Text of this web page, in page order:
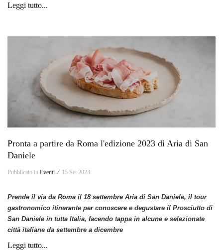
Leggi tutto...
Pronta a partire da Roma l'edizione 2023 di Aria di San
Daniele
Pubblicato in Eventi ⁄ 15 Set 2023
Prende il via da Roma il 18 settembre Aria di San Daniele, il tour
gastronomico itinerante per conoscere e degustare il Prosciutto di
San Daniele in tutta Italia, facendo tappa in alcune e selezionate
città italiane da settembre a dicembre
Leggi tutto...